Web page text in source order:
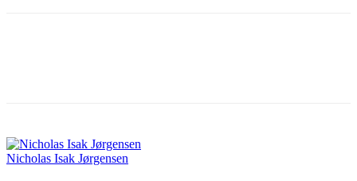
Nicholas Isak Jørgensen